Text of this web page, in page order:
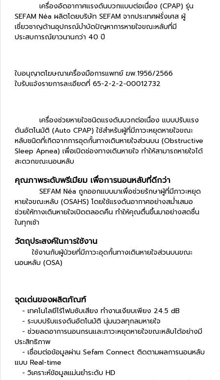
เครื่องอัดอากาศแรงดันบวกแบบต่อเนื่อง (CPAP) รุ่น
SEFAM Néa ผลิตโดยบริษัท SEFAM จากประเทศฝรั่งเศส ผู้
เชี่ยวชาญด้านอุปกรณ์บำบัดปัญหาการหายใจขณะหลับที่มี
ประสบการณ์ยาวนานกว่า 40 ปี
ใบอนุญาตโฆษณาเครื่องมือการแพทย์ ฆพ.1956/2566
ใบรับแจ้งรายการละเอียดที่ 65-2-2-2-00012732
เครื่องช่วยหายใจชนิดแรงดันบวกต่อเนื่อง แบบปรับแรง
ดันอัตโนมัติ (Auto CPAP) ใช้สำหรับผู้ที่มีภาวะหยุดหายใจขณะ
หลับชนิดที่เกิดจากการอุดกั้นทางเดินหายใจส่วนบน (Obstructive
Sleep Apnea) เพื่อเปิดช่องทางเดินหายใจ ทำให้สามารถหายใจได้
สะดวกขณะนอนหลับ
คุณภาพระดับพรีเมียม เพื่อการนอนหลับที่ดีกว่า
SEFAM Néa ถูกออกแบบมาเพื่อช่วยรักษาผู้ที่มีภาวะหยุด
หายใจขณะหลับ (OSAHS) โดยใช้แรงดันอากาศอย่างสม่ำเสมอ
ช่วยให้ทางเดินหายใจเปิดตลอดคืน ทำให้คุณตื่นขึ้นมาอย่างสดชื่น
ในทุกเช้า
วัตถุประสงค์ในการใช้งาน
ใช้งานกับผู้ป่วยที่มีภาวะอุดกั้นทางเดินหายใจส่วนบนขณะ
นอนหลับ (OSA)
จุดเด่นของผลิตภัณฑ์
- เทคโนโลยีไร้โฟมซับเสียง ทำงานเงียบเพียง 24.5 dB
- ระบบปรับแรงดันอัตโนมัติ นุ่มนวลทุกลมหายใจ
- ช่วยลดอาการนอนกรนและภาวะหยุดหายใจขณะหลับได้อย่างมี
ประสิทธิภาพ
- เชื่อมต่อข้อมูลผ่าน Sefam Connect ติดตามผลการนอนหลับ
แบบ Real-time
- วิเคราะห์ข้อมูลแม่นยำระดับ HD